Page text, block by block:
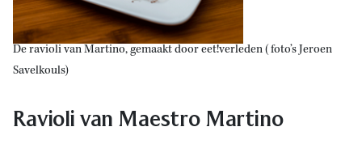
De ravioli van Martino, gemaakt door eet!verleden (foto’s Jeroen
Savelkouls)
Ravioli van Maestro Martino